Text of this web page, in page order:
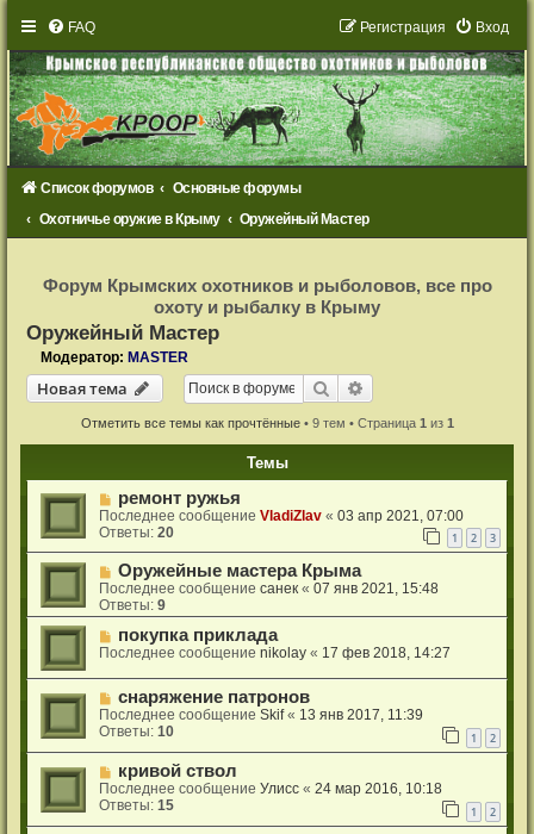
FAQ Вход
Регистрация
Список форумов
Основные форумы
Охотничье оружие в Крыму
Оружейный Мастер
с
т
ц
и
Форум Крымских охотников и рыболовов, все про
охоту и рыбалку в Крыму
Оружейный Мастер
Модератор: MASTER
Новая тема
Новаятема Поиск
Отметить все темы как прочтённые• 9 тем • Страница 1 из 1
Темы
ремонт ружья
Последнее сообщениеVladiZlav «03 апр 2021, 07:00
Ответы:20 1 2 3
Оружейные мастера Крыма
Последнее сообщениесанек «07 янв 2021, 15:48
Ответы:9
покупка приклада
Последнее сообщениеnikolay « 17 фев 2018, 14:27
снаряжение патронов
Последнее сообщениеSkif« 13 янв 2017, 11:39
Ответы:10 1 2
кривой ствол
Последнее сообщениеУлисс «24 мар 2016, 10:18
Ответы:15 1 2